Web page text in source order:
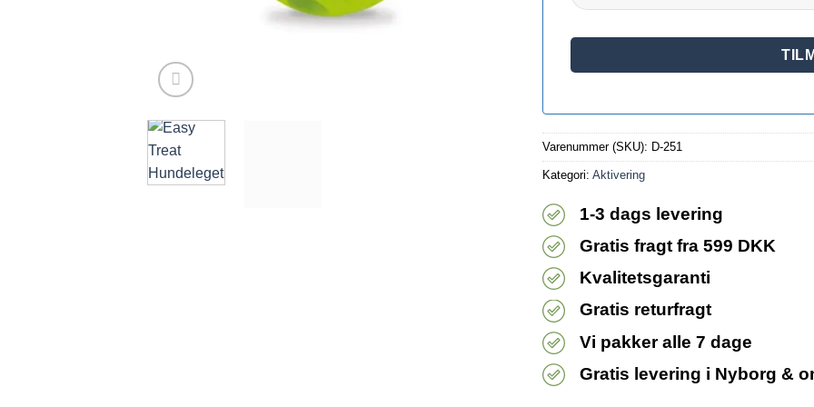
Varenummer (SKU): D-251
Kategori: Aktivering
1-3 dags levering
Gratis fragt fra 599 DKK
Kvalitetsgaranti
Gratis returfragt
Vi pakker alle 7 dage
Gratis levering i Nyborg &